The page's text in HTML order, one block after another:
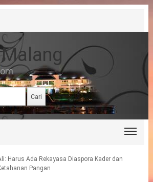
Harus Ada Rekayasa Diaspora Kader dan
Pangan